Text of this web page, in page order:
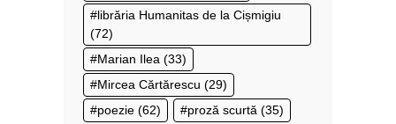
librăria Humanitas de la Cișmigiu
(72)
Marian Ilea (33)
Mircea Cărtărescu (29)
poezie (62) proză scurtă (35)